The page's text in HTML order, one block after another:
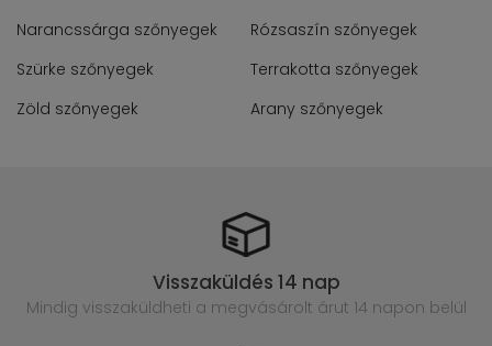
Narancssárga szőnyegek
Rózsaszín szőnyegek
Szürke szőnyegek
Terrakotta szőnyegek
Zöld szőnyegek
Arany szőnyegek
Visszaküldés 14 nap
Mindig visszaküldheti a megvásárolt árut 14 napon belül